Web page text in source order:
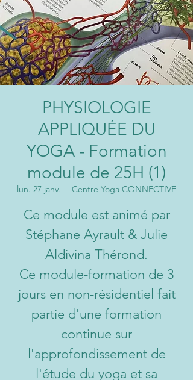
PHYSIOLOGIE
APPLIQUÉE DU
YOGA - Formation
module de 25H (1)
lun. 27 janv.
  |
Centre Yoga CONNECTIVE
Ce module est animé par
Stéphane Ayrault & Julie
Aldivina Thérond.
Ce module-formation de 3
jours en non-résidentiel fait
partie d'une formation
continue sur
l'approfondissement de
l'étude du yoga et sa